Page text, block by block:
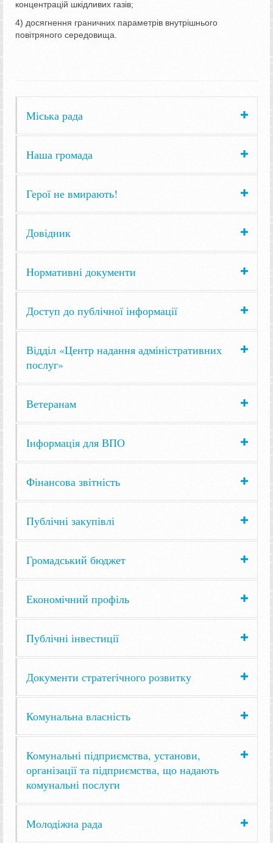
концентрацій шкідливих газів;
4) досягнення граничних параметрів внутрішнього
повітряного середовища.
Міська рада
Наша громада
Герої не вмирають!
Довідник
Нормативні документи
Доступ до публічної інформації
Відділ «Центр надання адміністративних
послуг»
Ветеранам
Інформація для ВПО
Фінансова звітність
Публічні закупівлі
Громадський бюджет
Економічний профіль
Публічні інвестиції
Документи стратегічного розвитку
Комунальна власність
Комунальні підприємства, установи,
організації та підприємства, що надають
комунальні послуги
Молодіжна рада